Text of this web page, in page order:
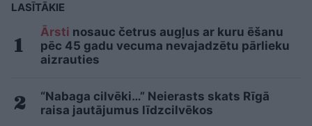
LASĪTĀKIE
Ārsti nosauc četrus augļus ar kuru ēšanu
pēc 45 gadu vecuma nevajadzētu pārlieku
aizrauties
“Nabaga cilvēki…” Neierasts skats Rīgā
raisa jautājumus līdzcilvēkos